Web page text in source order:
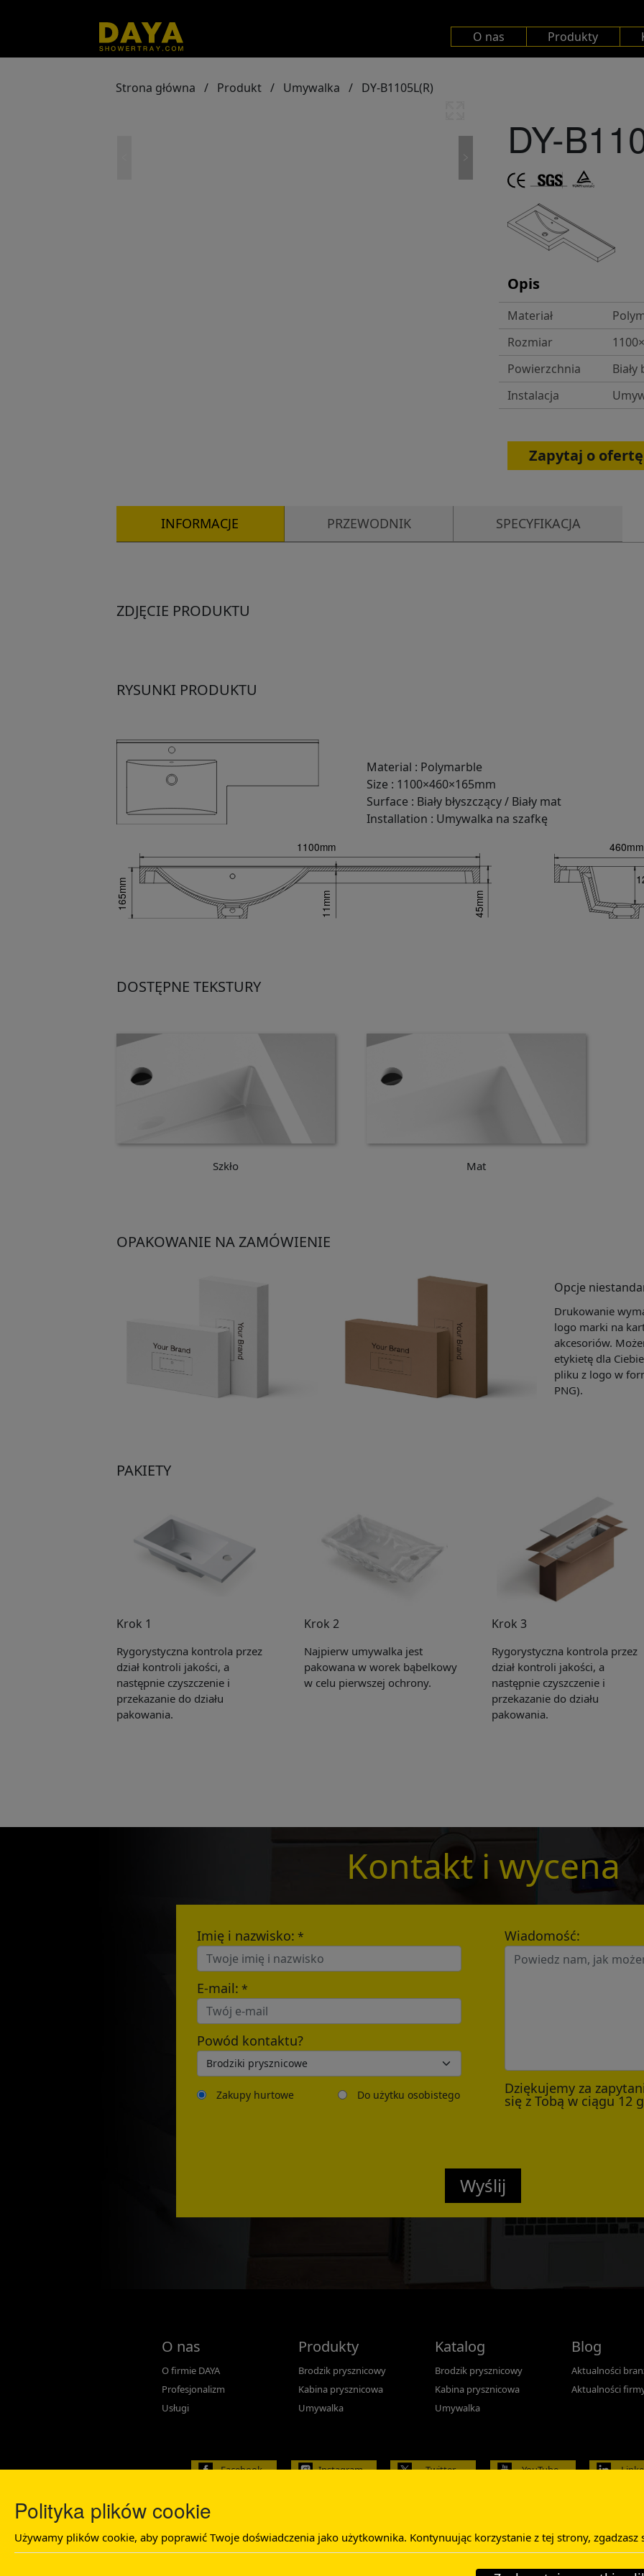
O nas Produkty
Strona główna / Produkt / Umywalka / DY-B1105L(R)
DY-
Opis
Materiał
Rozmiar
Powierzchnia
Biały
Instalacja
Zapytaj o ofertę
INFORMACJE PRZEWODNIK SPECYFIKACJA
ZDJĘCIE PRODUKTU
RYSUNKI PRODUKTU
Material : Polymarble
Size : 1100×460×165mm
Surface : Biały błyszczący / Biały mat
Installation : Umywalka na szafkę
DOSTĘPNE TEKSTURY
Szkło Mat
OPAKOWANIE NA ZAMÓWIENIE
Opcje
Drukowanie
logo marki na
akcesoriów.
etykietę dla
pliku z logo w
PNG).
PAKIETY
Krok 1
Rygorystyczna kontrola przez
dział kontroli jakości, a
następnie czyszczenie i
przekazanie do działu
pakowania.
Krok 2
Najpierw umywalka jest
pakowana w worek bąbelkowy
w celu pierwszej ochrony.
Krok 3
Rygorystyczna kontrola przez
dział kontroli jakości, a
następnie czyszczenie i
przekazanie do działu
pakowania.
Get Catalogue
Confirmed
Kontakt i wycena
Imię i nazwisko: *
E-mail: *
Powód kontaktu?
Zakupy hurtowe Do użytku osobistego
Wiadomość:
Dziękujemy za
się z Tobą w ciągu 12
Wyślij
O nas
O firmie DAYA
Profesjonalizm
Usługi
Produkty
Brodzik prysznicowy
Kabina prysznicowa
Umywalka
Katalog
Brodzik prysznicowy
Kabina prysznicowa
Umywalka
Blog
Aktualności
Aktualności
Facebook Instagram Twitter YouTube
Polityka plików cookie
Używamy plików cookie, aby poprawić Twoje doświadczenia jako użytkownika. Kontynuując korzystanie z tej strony, zgadzasz